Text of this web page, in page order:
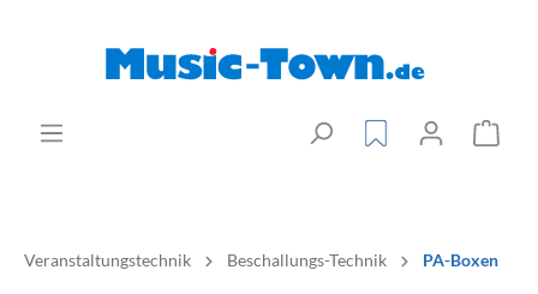
Veranstaltungstechnik Beschallungs-Technik PA-Boxen